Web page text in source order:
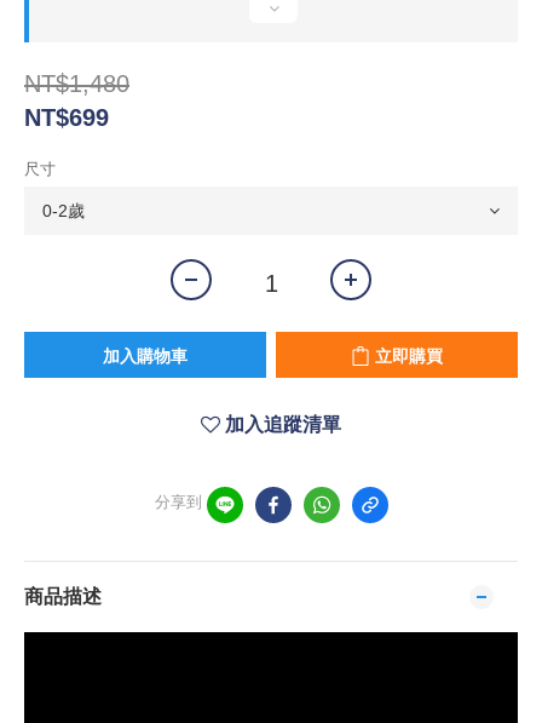
NT$1,480
NT$699
尺寸
加入購物車 立即購買
加入追蹤清單
分享到
商品描述